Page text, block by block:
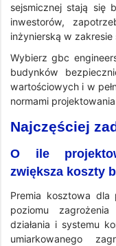
sejsmicznej stają się
inwestorów,
inżynierską w zakresie
Wybierz gbc
budynków
wartościowych i w
normami
Najczęściej
O ile
zwiększa koszty
Premia kosztowa dla
poziomu
działania i systemu
umiarkowanego